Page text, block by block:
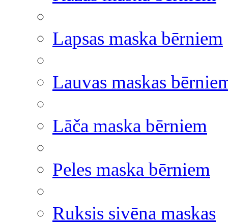
Lapsas maska bērniem
Lauvas maskas
Lāča maska bērniem
Peles maska bērniem
Ruksis sivēna maskas